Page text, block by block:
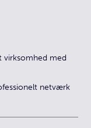
virksomhed med
netværk